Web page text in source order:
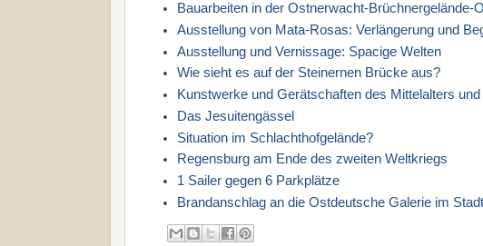
Bauarbeiten in der Ostnerwacht-Brüchnergelände-
Ausstellung von Mata-Rosas: Verlängerung und
Ausstellung und Vernissage: Spacige Welten
Wie sieht es auf der Steinernen Brücke aus?
Kunstwerke und Gerätschaften des Mittelalters
Das Jesuitengässel
Situation im Schlachthofgelände?
Regensburg am Ende des zweiten Weltkriegs
1 Sailer gegen 6 Parkplätze
Brandanschlag an die Ostdeutsche Galerie im